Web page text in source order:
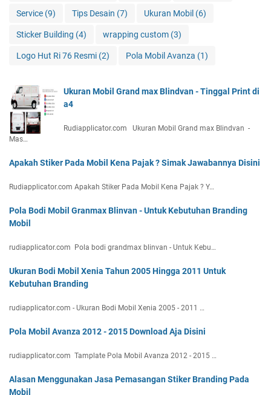
Service (9) Tips Desain (7) Ukuran Mobil (6)
Sticker Building (4) wrapping custom (3)
Logo Hut Ri 76 Resmi (2) Pola Mobil Avanza (1)
Ukuran Mobil Grand max Blindvan - Tinggal Print di
a4
Rudiapplicator.com Ukuran Mobil Grand max Blindvan -
Mas…
Apakah Stiker Pada Mobil Kena Pajak ? Simak Jawabannya Disini
Rudiapplicator.com Apakah Stiker Pada Mobil Kena Pajak ? Y…
Pola Bodi Mobil Granmax Blinvan - Untuk Kebutuhan Branding
Mobil
rudiapplicator.com Pola bodi grandmax blinvan - Untuk Kebu…
Ukuran Bodi Mobil Xenia Tahun 2005 Hingga 2011 Untuk
Kebutuhan Branding
rudiapplicator.com - Ukuran Bodi Mobil Xenia 2005 - 2011 …
Pola Mobil Avanza 2012 - 2015 Download Aja Disini
rudiapplicator.com Tamplate Pola Mobil Avanza 2012 - 2015 …
Alasan Menggunakan Jasa Pemasangan Stiker Branding Pada
Mobil